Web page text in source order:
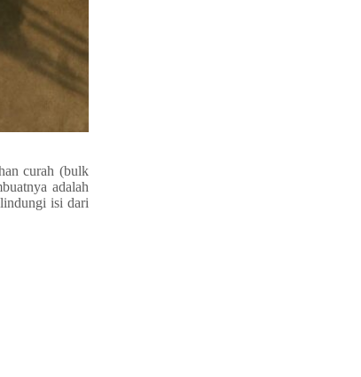
curah (bulk
adalah
isi dari